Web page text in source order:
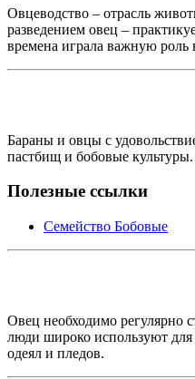
Овцеводство – отрасль
разведением овец –
времена играла важную роль
Бараны и овцы с
пастбищ и бобовые культуры.
Полезные ссылки
Семейство Бобовые
Овец необходимо регулярно
люди широко используют
одеял и пледов.